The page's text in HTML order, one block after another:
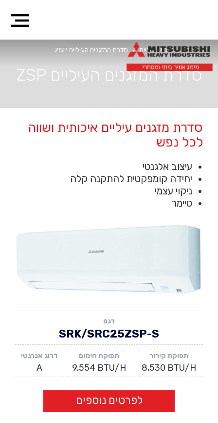
דף הבית / מזגנים עיליים / סדרת המזגנים העיליים ZSP
סדרת המזגנים העיליים ZSP
סדרת מזגנים עיליים איכותית ושווה
לכל נפש
עיצוב אלגנטי
יחידה קומפקטית להתקנה קלה
ניקוי עצמי
טיימר
דגם
SRK/SRC25ZSP-S
תפוקת קירור
8,530 BTU/H
תפוקת חימום
9,554 BTU/H
דרוג אנרגטי
A
לפרטים נוספים